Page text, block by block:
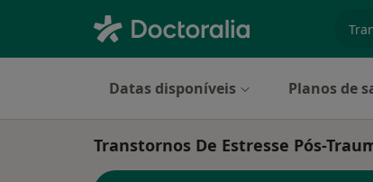
Datas disponíveis Planos de
Transtornos De Estresse Pós-